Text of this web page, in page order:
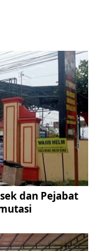
dan Pejabat